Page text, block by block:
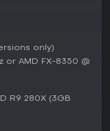
en hardware
con
sólida. La
significativa y
jugadores en
only)
or AMD FX-8350 @
R9 280X (3GB